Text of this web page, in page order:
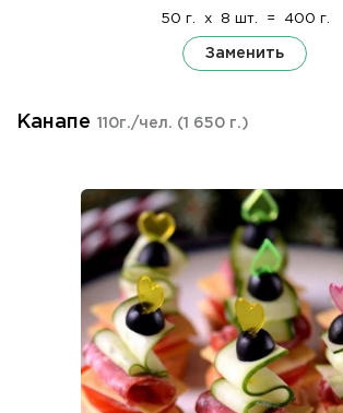
50 г. x 8 шт. = 400 г.
Заменить
Канапе 110г./чел. (1 650 г.)